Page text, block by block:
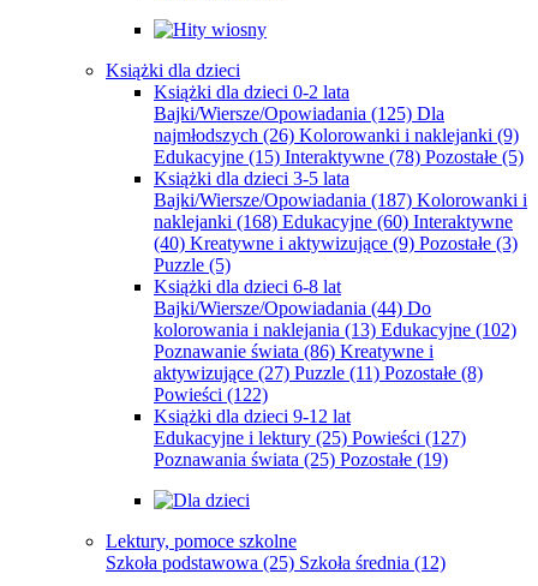
Książki dla dzieci
Książki dla dzieci 0-2 lata
Bajki/Wiersze/Opowiadania (125) Dla
najmłodszych (26) Kolorowanki i naklejanki (9)
Edukacyjne (15) Interaktywne (78) Pozostałe (5)
Książki dla dzieci 3-5 lata
Bajki/Wiersze/Opowiadania (187) Kolorowanki i
naklejanki (168) Edukacyjne (60) Interaktywne
(40) Kreatywne i aktywizujące (9) Pozostałe (3)
Puzzle (5)
Książki dla dzieci 6-8 lat
Bajki/Wiersze/Opowiadania (44) Do
kolorowania i naklejania (13) Edukacyjne (102)
Poznawanie świata (86) Kreatywne i
aktywizujące (27) Puzzle (11) Pozostałe (8)
Powieści (122)
Książki dla dzieci 9-12 lat
Edukacyjne i lektury (25) Powieści (127)
Poznawania świata (25) Pozostałe (19)
Lektury, pomoce szkolne
Szkoła podstawowa (25) Szkoła średnia (12)